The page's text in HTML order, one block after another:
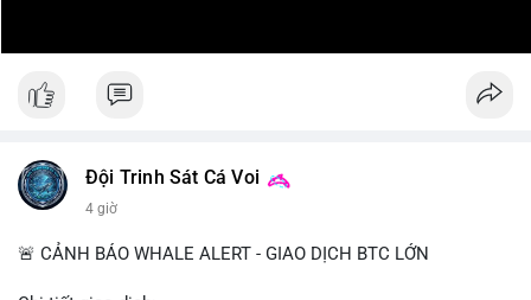
Đội Trinh Sát Cá Voi
4 giờ
🚨 CẢNH BÁO WHALE ALERT - GIAO DỊCH BTC LỚN